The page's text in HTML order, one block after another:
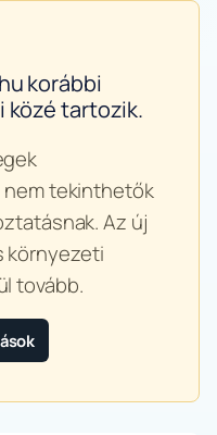
korábbi
közé tartozik.
tekinthetők
Az új
környezeti
tovább.